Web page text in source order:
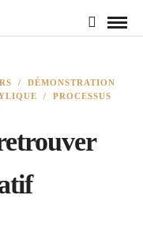
/ DÉMONSTRATION
/ PROCESSUS